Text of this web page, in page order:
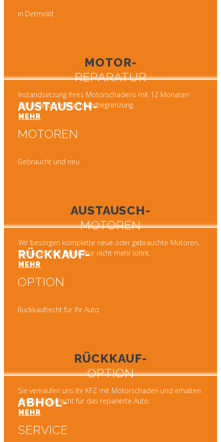
in Detmold
MOTOR-
REPARATUR
Instandsetzung Ihres Motorschadens mit 12 Monaten
Garantie ohne Kilometerbegrenzung.
MEHR
AUSTAUSCH-
MOTOREN
Gebraucht und neu
AUSTAUSCH-
MOTOREN
Wir besorgen komplette neue oder gebrauchte Motoren,
wenn sich die Reparatur nicht mehr lohnt.
MEHR
RÜCKKAUF-
OPTION
Rückkaufrecht für Ihr Auto
RÜCKKAUF-
OPTION
Sie verkaufen uns Ihr KFZ mit Motorschaden und erhalten
ein Rückkaufrecht für das reparierte Auto.
MEHR
ABHOL-
SERVICE